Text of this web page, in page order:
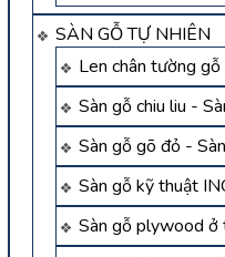
SÀN GỖ TỰ NHIÊN
Len chân tường
Sàn gỗ chiu liu -
Sàn gỗ gõ đỏ -
Sàn gỗ kỹ thuật
Sàn gỗ plywood ở